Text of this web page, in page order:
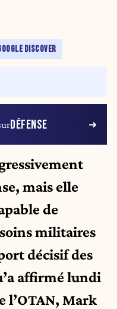
required to secure the
Antti Aimo-Koivisto /
DISCOVER
DÉFENSE
mais elle
de
militaires
décisif des
affirmé lundi
l’OTAN, Mark